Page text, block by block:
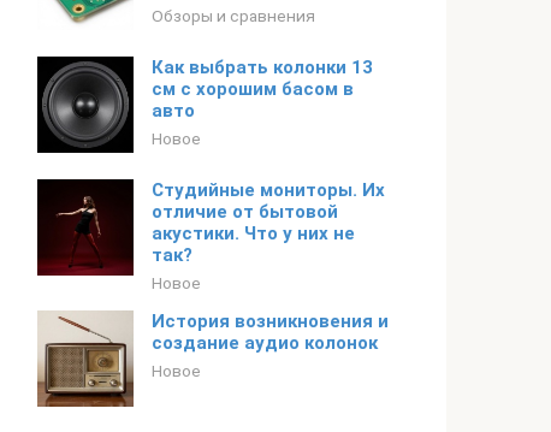
Обзоры и сравнения
Как выбрать колонки 13
см с хорошим басом в
авто
Новое
Студийные мониторы. Их
отличие от бытовой
акустики. Что у них не
так?
Новое
История возникновения и
создание аудио колонок
Новое